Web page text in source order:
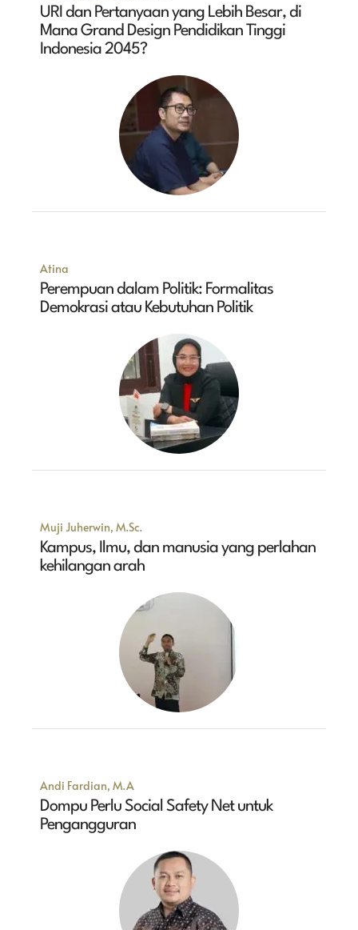
URI dan Pertanyaan yang Lebih Besar, di
Mana Grand Design Pendidikan Tinggi
Indonesia 2045?
Atina
Perempuan dalam Politik: Formalitas
Demokrasi atau Kebutuhan Politik
Muji Juherwin, M.Sc.
Kampus, Ilmu, dan manusia yang perlahan
kehilangan arah
Andi Fardian, M.A
Dompu Perlu Social Safety Net untuk
Pengangguran